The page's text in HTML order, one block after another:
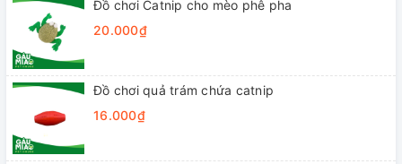
Đồ chơi Catnip cho mèo phê pha
20.000₫
Đồ chơi quả trám chứa catnip
16.000₫